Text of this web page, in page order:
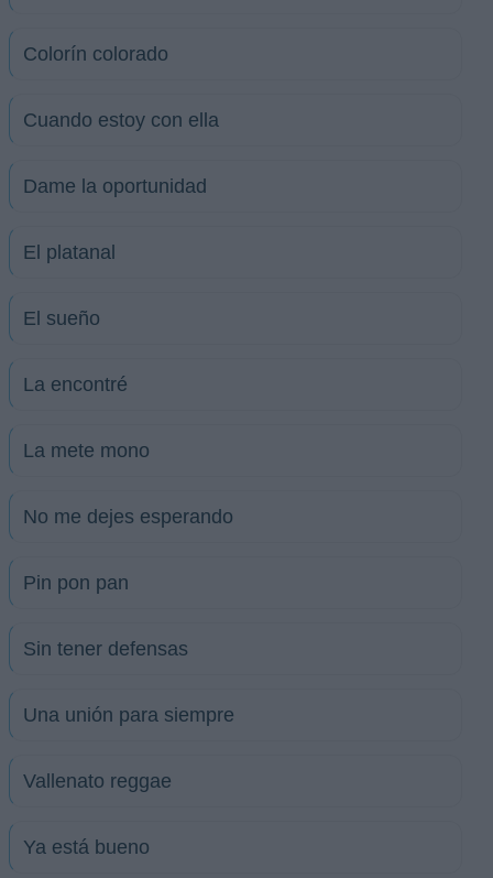
Colorín colorado
Cuando estoy con ella
Dame la oportunidad
El platanal
El sueño
La encontré
La mete mono
No me dejes esperando
Pin pon pan
Sin tener defensas
Una unión para siempre
Vallenato reggae
Ya está bueno